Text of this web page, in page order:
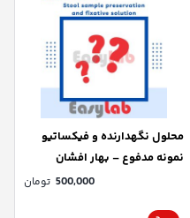
محلول نگهدارنده و فیکساتیو
نمونه مدفوع – بهار افشان
500,000 تومان